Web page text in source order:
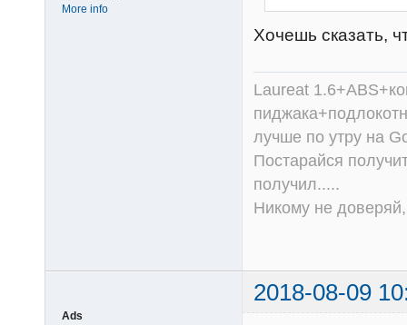
More info
Хочешь сказать,
Laureat
лучше по утру на
Постарайся
получил.....
Никому не
2018-08-09
Ads